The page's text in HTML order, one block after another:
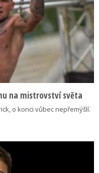
na mistrovství světa
o konci vůbec nepřemýšlí.